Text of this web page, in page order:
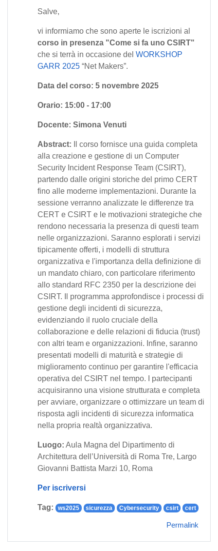
Salve,
vi informiamo che sono aperte le iscrizioni al
corso in presenza "Come si fa uno CSIRT"
che si terrà in occasione del WORKSHOP
GARR 2025 “Net Makers”.
Data del corso: 5 novembre 2025
Orario: 15:00 - 17:00
Docente: Simona Venuti
Abstract:
Il corso fornisce una guida completa
alla creazione e gestione di un Computer
Security Incident Response Team (CSIRT),
partendo dalle origini storiche del primo CERT
fino alle moderne implementazioni. Durante la
sessione verranno analizzate le differenze tra
CERT e CSIRT e le motivazioni strategiche che
rendono necessaria la presenza di questi team
nelle organizzazioni. Saranno esplorati i servizi
tipicamente offerti, i modelli di struttura
organizzativa e l'importanza della definizione di
un mandato chiaro, con particolare riferimento
allo standard RFC 2350 per la descrizione dei
CSIRT.
Il programma approfondisce i processi di
gestione degli incidenti di sicurezza,
evidenziando il ruolo cruciale della
collaborazione e delle relazioni di fiducia (trust)
con altri team e organizzazioni. Infine, saranno
presentati modelli di maturità e strategie di
miglioramento continuo per garantire l'efficacia
operativa del CSIRT nel tempo.
I partecipanti
acquisiranno una visione strutturata e completa
per avviare, organizzare o ottimizzare un team di
risposta agli incidenti di sicurezza informatica
nella propria realtà organizzativa.
Luogo: Aula Magna del Dipartimento di
Architettura dell’Università di Roma Tre, Largo
Giovanni Battista Marzi 10, Roma
Per iscriversi
Tag: ws2025 sicurezza Cybersecurity csirt cert
Permalink